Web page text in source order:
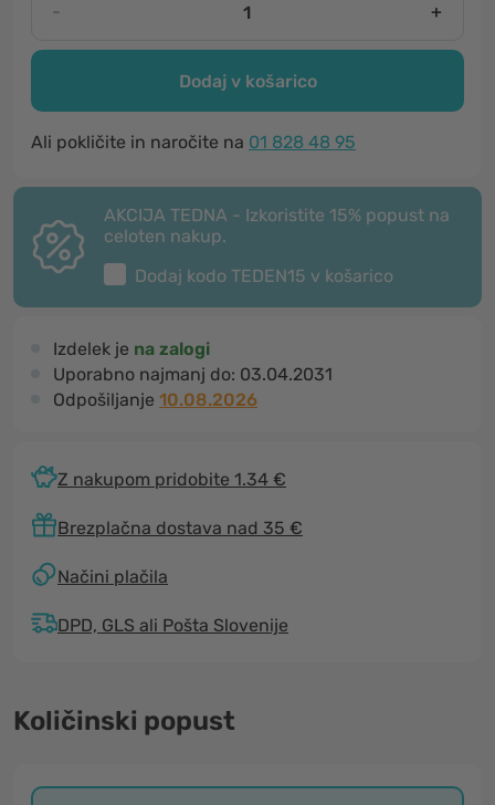
- +
Dodaj v košarico
Ali pokličite in naročite na 01 828 48 95
AKCIJA TEDNA - Izkoristite 15% popust na
celoten nakup.
Dodaj kodo TEDEN15 v košarico
Izdelek je na zalogi
Uporabno najmanj do: 03.04.2031
Odpošiljanje 10.08.2026
Z nakupom pridobite 1.34 €
Brezplačna dostava nad 35 €
Načini plačila
DPD, GLS ali Pošta Slovenije
Količinski popust